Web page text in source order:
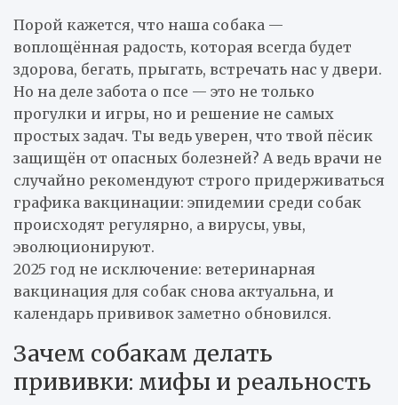
Порой кажется, что наша собака —
воплощённая радость, которая всегда будет
здорова, бегать, прыгать, встречать нас у двери.
Но на деле забота о псе — это не только
прогулки и игры, но и решение не самых
простых задач. Ты ведь уверен, что твой пёсик
защищён от опасных болезней? А ведь врачи не
случайно рекомендуют строго придерживаться
графика вакцинации: эпидемии среди собак
происходят регулярно, а вирусы, увы,
эволюционируют.
2025 год не исключение: ветеринарная
вакцинация для собак снова актуальна, и
календарь прививок заметно обновился.
Зачем собакам делать
прививки: мифы и реальность